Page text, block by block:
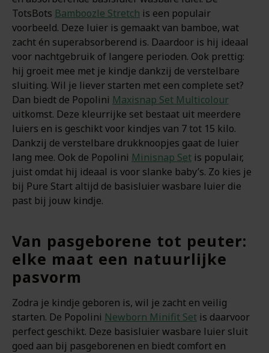
TotsBots Bamboozle Stretch is een populair
voorbeeld. Deze luier is gemaakt van bamboe, wat
zacht én superabsorberend is. Daardoor is hij ideaal
voor nachtgebruik of langere perioden. Ook prettig:
hij groeit mee met je kindje dankzij de verstelbare
sluiting. Wil je liever starten met een complete set?
Dan biedt de Popolini Maxisnap Set Multicolour
uitkomst. Deze kleurrijke set bestaat uit meerdere
luiers en is geschikt voor kindjes van 7 tot 15 kilo.
Dankzij de verstelbare drukknoopjes gaat de luier
lang mee. Ook de Popolini Minisnap Set is populair,
juist omdat hij ideaal is voor slanke baby’s. Zo kies je
bij Pure Start altijd de basisluier wasbare luier die
past bij jouw kindje.
Van pasgeborene tot peuter:
elke maat een natuurlijke
pasvorm
Zodra je kindje geboren is, wil je zacht en veilig
starten. De Popolini Newborn Minifit Set is daarvoor
perfect geschikt. Deze basisluier wasbare luier sluit
goed aan bij pasgeborenen en biedt comfort en